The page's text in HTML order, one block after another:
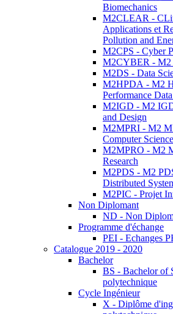
Biomechanics
M2CLEAR -
Applications et
Pollution and
M2CPS - Cyber
M2CYBER - M2
M2DS - Data
M2HPDA - M2
Performance
M2IGD - M2
and Design
M2MPRI - M2
Computer Science
M2MPRO - M2
Research
M2PDS - M2
Distributed
M2PIC - Projet
Non Diplomant
ND - Non
Programme d'échange
PEI - Echanges
Catalogue 2019 - 2020
Bachelor
BS - Bachelor of
polytechnique
Cycle Ingénieur
X - Diplôme